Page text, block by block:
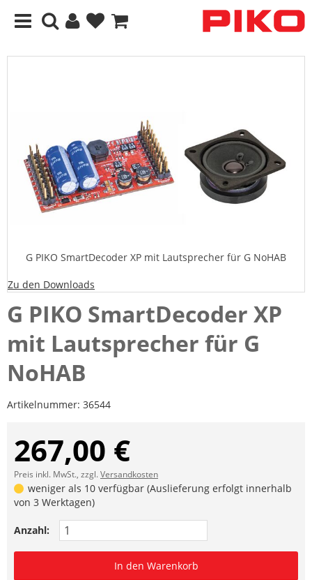
G PIKO SmartDecoder XP mit Lautsprecher für G NoHAB
Zu den Downloads
G PIKO SmartDecoder XP
mit Lautsprecher für G
NoHAB
Artikelnummer: 36544
267,00 €
Preis inkl. MwSt., zzgl.Versandkosten
weniger als 10 verfügbar (Auslieferung erfolgt innerhalb
von 3 Werktagen)
Anzahl:
In den Warenkorb